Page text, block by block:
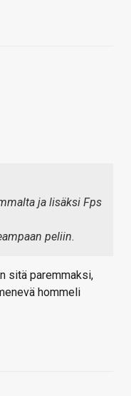
ja lisäksi Fps
peliin.
sitä paremmaksi,
hommeli